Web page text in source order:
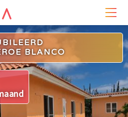
BLANCO